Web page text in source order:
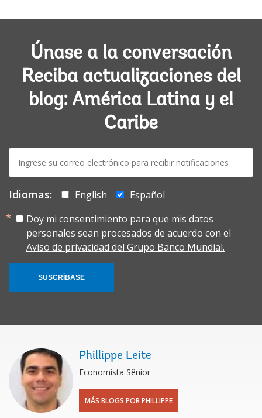
Únase a la conversación
Reciba actualizaciones del
blog: América Latina y el
Caribe
mail:
Idiomas: English
Español
Doy mi consentimiento para que mis datos
personales sean procesados de acuerdo con el
Aviso de privacidad del Grupo Banco Mundial.
SUSCRÍBASE
Phillippe Leite
Economista Sênior
MÁS BLOGS POR PHILLIPPE